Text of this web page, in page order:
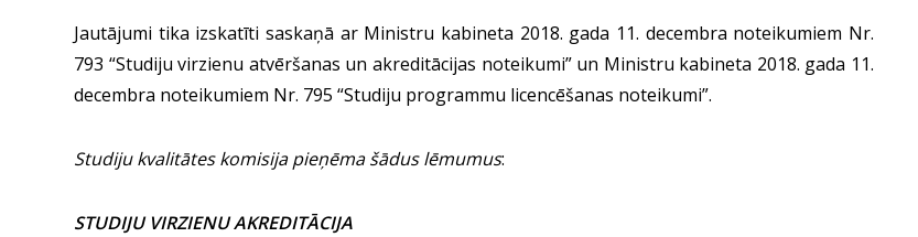
Jautājumi tika izskatīti saskaņā ar Ministru kabineta 2018. gada 11. decembra noteikumiem Nr.
793 “Studiju virzienu atvēršanas un akreditācijas noteikumi” un Ministru kabineta 2018. gada 11.
decembra noteikumiem Nr. 795 “Studiju programmu licencēšanas noteikumi”.
Studiju kvalitātes komisija pieņēma šādus lēmumus:
STUDIJU VIRZIENU AKREDITĀCIJA